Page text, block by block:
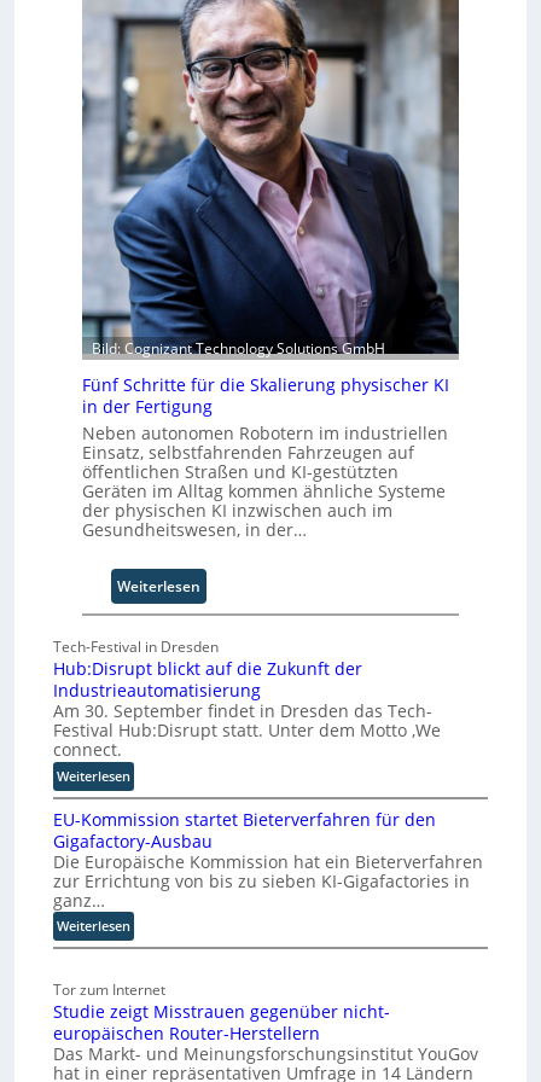
e
m
v
o
n
F
o
r
m
w
a
y
s
b
e
i
b
r
i
k
d
e
r
Z
u
k
u
n
f
t
u
s
b
e
r
u
f
t
S
t
e
f
a
n
S
c
w
a
b
z
u
m
C
C
O
Bild: Cognizant Technology Solutions GmbH
Fünf Schritte für die Skalierung physischer KI
in der Fertigung
Neben autonomen Robotern im industriellen
Einsatz, selbstfahrenden Fahrzeugen auf
öffentlichen Straßen und KI-gestützten
Geräten im Alltag kommen ähnliche Systeme
der physischen KI inzwischen auch im
Gesundheitswesen, in der…
Weiterlesen
F
n
f
S
c
h
t
t
e
f
d
S
k
a
Tech-Festival in Dresden
Hub:Disrupt blickt auf die Zukunft der
Industrieautomatisierung
Am 30. September findet in Dresden das Tech-
Festival Hub:Disrupt statt. Unter dem Motto ‚We
connect.
Weiterlesen:
H
u
b
:
D
s
r
p
t
b
l
EU-Kommission startet Bieterverfahren für den
Gigafactory-Ausbau
Die Europäische Kommission hat ein Bieterverfahren
zur Errichtung von bis zu sieben KI-Gigafactories in
ganz…
Weiterlesen:
E
-
K
o
m
m
Tor zum Internet
Studie zeigt Misstrauen gegenüber nicht-
europäischen Router-Herstellern
Das Markt- und Meinungsforschungsinstitut YouGov
hat in einer repräsentativen Umfrage in 14 Ländern